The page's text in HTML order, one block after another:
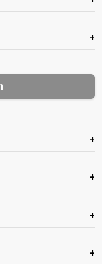
+
+
+
+
+